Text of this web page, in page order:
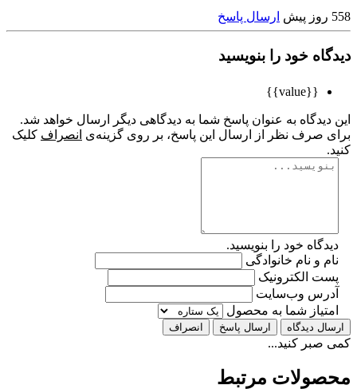
ارسال پاسخ
خود را بنویسید
به عنوان پاسخ شما به دیدگاهی دیگر ارسال خواهد شد.
صرف نظر از ارسال این پاسخ، بر روی گزینه‌ی انصرافکلیک
خود را بنویسید.
و نام خانوادگی
الکترونیک
وب‌سایت
شما به محصول
دیدگاه ارسال پاسخ انصراف
کنید...
مرتبط